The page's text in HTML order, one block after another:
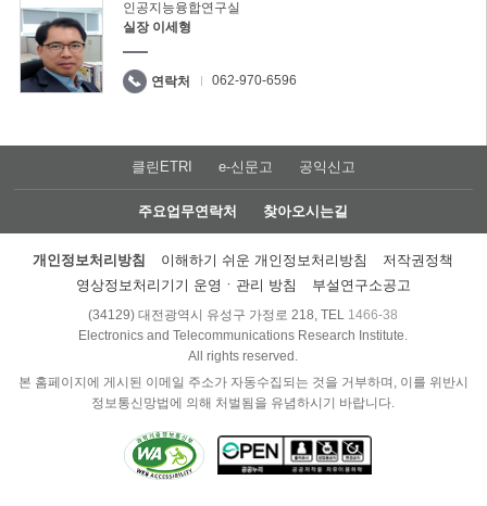
인공지능융합연구실
실장 이세형
연락처 062-970-6596
클린ETRI e-신문고 공익신고
주요업무연락처 찾아오시는길
개인정보처리방침 이해하기 쉬운 개인정보처리방침
저작권정책
영상정보처리기기 운영ㆍ관리 방침
부설연구소공고
(34129) 대전광역시 유성구 가정로 218, TEL 1466-38
Electronics and Telecommunications Research Institute.
All rights reserved.
본 홈페이지에 게시된 이메일 주소가 자동수집되는 것을 거부하며, 이를 위반시
정보통신망법에 의해 처벌됨을 유념하시기 바랍니다.